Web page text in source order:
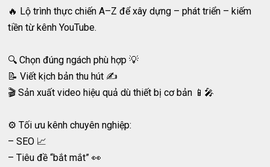
🔥 Lộ trình thực chiến A–Z để xây dựng – phát triển – kiếm
tiền từ kênh YouTube.
🔍 Chọn đúng ngách phù hợp 💡
📝 Viết kịch bản thu hút ✍️
🎬 Sản xuất video hiệu quả dù thiết bị cơ bản 📱🎤
⚙️ Tối ưu kênh chuyên nghiệp:
– SEO 📈
– Tiêu đề “bắt mắt” 👀